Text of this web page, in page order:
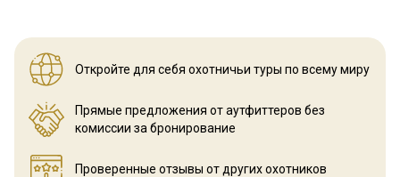
Откройте для себя охотничьи туры по всему миру
Прямые предложения от аутфиттеров без
комиссии за бронирование
Проверенные отзывы от других охотников